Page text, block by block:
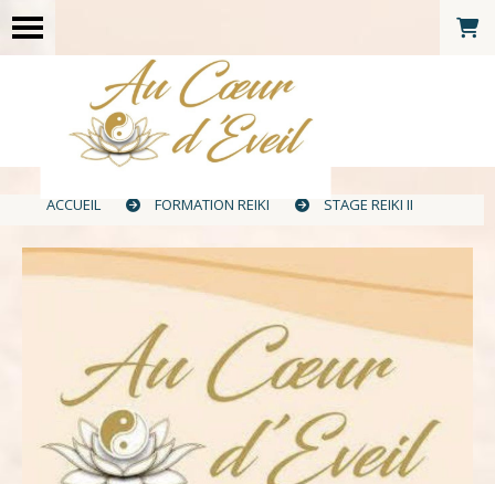
ACCUEIL FORMATION REIKI STAGE REIKI II